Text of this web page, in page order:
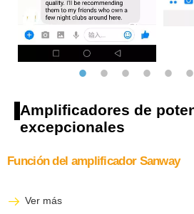
Amplificadores de
excepcionales
Función del amplificador Sanway
Ver más